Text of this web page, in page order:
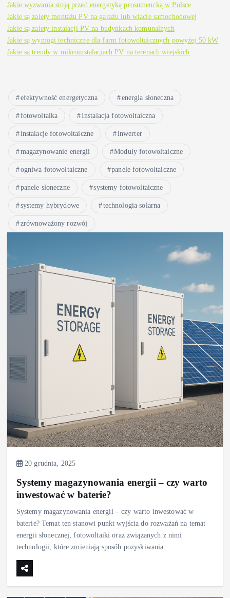
Jakie wyzwania stoją przed energetyką prosumencką w Polsce
Jakie są zalety montażu PV na garażu lub wiacie samochodowej
Jakie są zalety instalacji PV na budynkach komunalnych
Jakie są wymogi techniczne dla farm fotowoltaicznych powyżej 50 kW
Jakie są trendy w mikroinstalacjach PV na terenach wiejskich
efektywność energetyczna energia słoneczna
fotowoltaika Instalacja fotowoltaiczna
instalacje fotowoltaiczne inwerter
magazynowanie energii Moduły fotowoltaiczne
ogniwa fotowoltaiczne panele fotowoltaiczne
panele słoneczne systemy fotowoltaiczne
systemy hybrydowe technologia solarna
zrównoważony rozwój
20 grudnia, 2025
Systemy magazynowania energii – czy warto
inwestować w baterie?
Systemy magazynowania energii – czy warto inwestować w
baterie? Temat ten stanowi punkt wyjścia do rozważań na temat
energii słonecznej, fotowoltaiki oraz związanych z nimi
technologii, które zmieniają sposób pozyskiwania…